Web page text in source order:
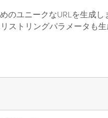
のユニークなURLを生成し
ストリングパラメータも生